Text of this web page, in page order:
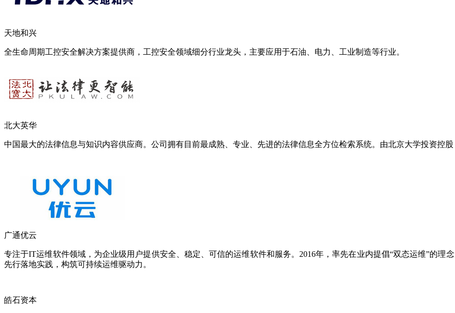
天地和兴
全生命周期工控安全解决方案提供商，工控安全领域细分行业龙头，主要应用于石油、电力、工业制造等行业。
北大英华
中国最大的法律信息与知识内容供应商。公司拥有目前最成熟、专业、先进的法律信息全方位检索系统。由北京大学投资控
广通优云
专注于IT运维软件领域，为企业级用户提供安全、稳定、可信的运维软件和服务。2016年，率先在业内提倡“双态运维”的理
先行落地实践，构筑可持续运维驱动力。
皓石资本